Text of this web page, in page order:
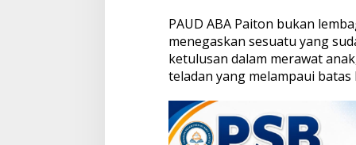
n
k
l
u
f
PAUD ABA Paiton bukan
menegaskan sesuatu yang
ketulusan dalam merawat
teladan yang melampaui batas